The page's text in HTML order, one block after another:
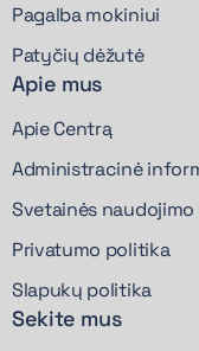
Pagalba mokiniui
Patyčių dėžutė
Apie mus
Apie Centrą
Administracinė
Svetainės
Privatumo politika
Slapukų politika
Sekite mus